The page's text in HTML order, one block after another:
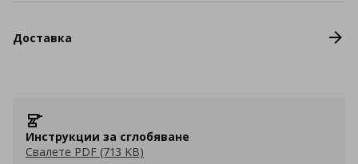
Доставка
Инструкции за сглобяване
Свалете PDF (713 KB)